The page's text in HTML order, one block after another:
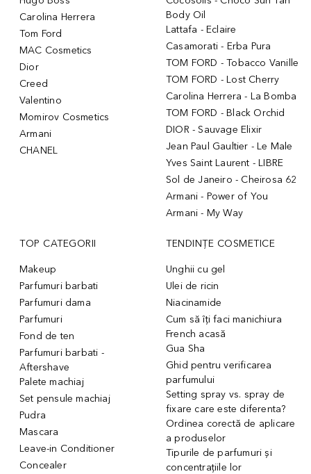
Carolina Herrera
Tom Ford
MAC Cosmetics
Dior
Creed
Valentino
Momirov Cosmetics
Armani
CHANEL
Body Oil
Lattafa - Eclaire
Casamorati - Erba Pura
TOM FORD - Tobacco Vanille
TOM FORD - Lost Cherry
Carolina Herrera - La Bomba
TOM FORD - Black Orchid
DIOR - Sauvage Elixir
Jean Paul Gaultier - Le Male
Yves Saint Laurent - LIBRE
Sol de Janeiro - Cheirosa 62
Armani - Power of You
Armani - My Way
TOP CATEGORII
Makeup
Parfumuri barbati
Parfumuri dama
Parfumuri
Fond de ten
Parfumuri barbati -
Aftershave
Palete machiaj
Set pensule machiaj
Pudra
Mascara
Leave-in Conditioner
Concealer
TENDINȚE COSMETICE
Unghii cu gel
Ulei de ricin
Niacinamide
Cum să îți faci manichiura
French acasă
Gua Sha
Ghid pentru verificarea
parfumului
Setting spray vs. spray de
fixare care este diferenta?
Ordinea corectă de aplicare
a produselor
Tipurile de parfumuri și
concentrațiile lor